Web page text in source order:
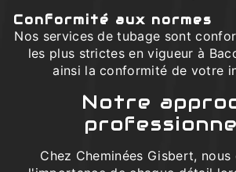
Conformité aux normes
Nos services de tubage sont
les plus strictes en vigueur à
ainsi la conformité de votre
Notre
Chez Cheminées Gisbert, nous